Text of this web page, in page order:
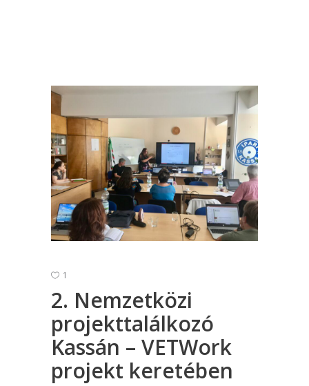
1
2. Nemzetközi
projekttalálkozó
Kassán – VETWork
projekt keretében